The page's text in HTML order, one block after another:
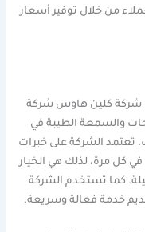
من خلال توفير أسعار
شركة كلين هاوس شركة
والسمعة الطيبة في
تعتمد الشركة على خبرات
كل مرة، لذلك هي الخيار
كما تستخدم الشركة
خدمة فعالة وسريعة.